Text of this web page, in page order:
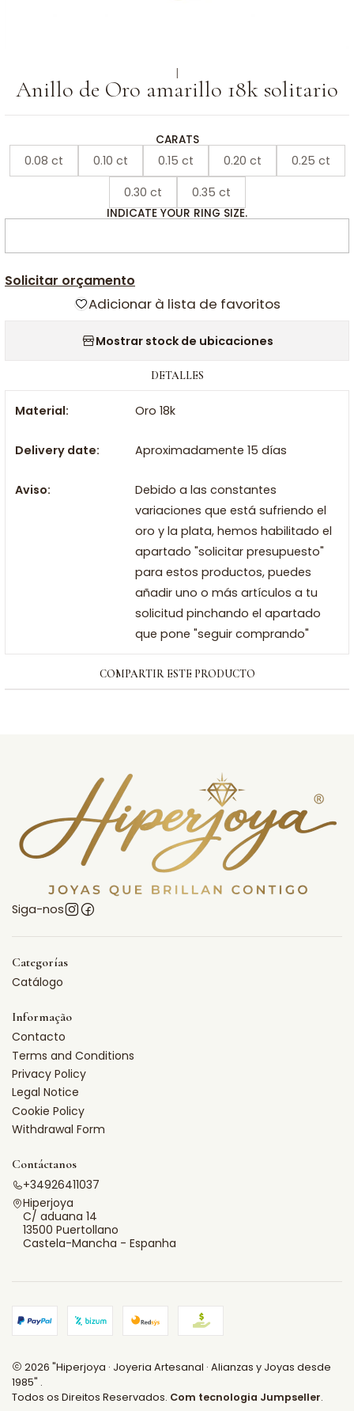
|
Anillo de Oro amarillo 18k solitario
CARATS
0.08 ct 0.10 ct 0.15 ct 0.20 ct
0.25 ct
0.30 ct
0.35 ct
INDICATE YOUR RING SIZE.
Solicitar orçamento
Adicionar à lista de favoritos
Mostrar stock de ubicaciones
DETALLES
Material: Oro 18k
Delivery date: Aproximadamente 15 días
Aviso:
Debido a las constantes
variaciones que está sufriendo el
oro y la plata, hemos habilitado el
apartado "solicitar presupuesto"
para estos productos, puedes
añadir uno o más artículos a tu
solicitud pinchando el apartado
que pone "seguir comprando"
COMPARTIR ESTE PRODUCTO
Siga-nos
Categorías
Catálogo
Informação
Contacto
Terms and Conditions
Privacy Policy
Legal Notice
Cookie Policy
Withdrawal Form
Contáctanos
+34926411037
Hiperjoya
C/ aduana 14
13500 Puertollano
Castela-Mancha - Espanha
2026 "Hiperjoya · Joyeria Artesanal · Alianzas y Joyas desde
1985" .
Todos os Direitos Reservados. Com tecnologia Jumpseller.